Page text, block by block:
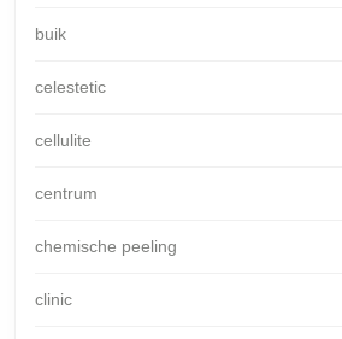
buik
celestetic
cellulite
centrum
chemische peeling
clinic